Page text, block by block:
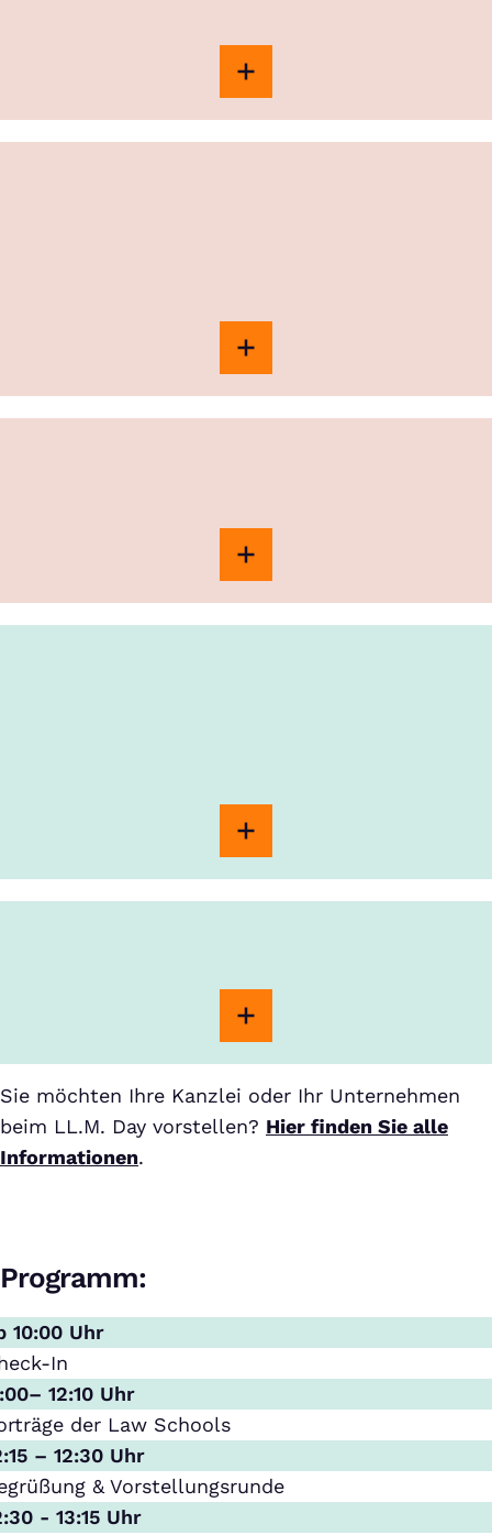
Sie möchten Ihre Kanzlei oder Ihr Unternehmen
beim LL.M. Day vorstellen? Hier finden Sie alle
Informationen.
Programm:
10:00 Uhr
In
12:10 Uhr
der Law Schools
– 12:30 Uhr
& Vorstellungsrunde
- 13:15 Uhr